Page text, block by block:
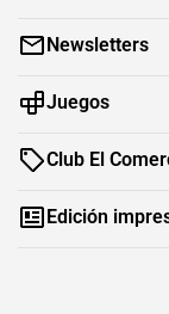
Newsletters
Juegos
Club El
Edición